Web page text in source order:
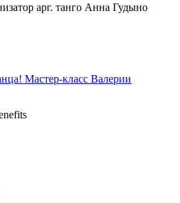
арг. танго Анна Гудыно
Мастер-класс Валерии